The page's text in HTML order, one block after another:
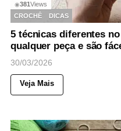
◉381 Views
CROCHÊ
DICAS
5 técnicas diferentes
qualquer peça e são
30/03/2026
Veja Mais